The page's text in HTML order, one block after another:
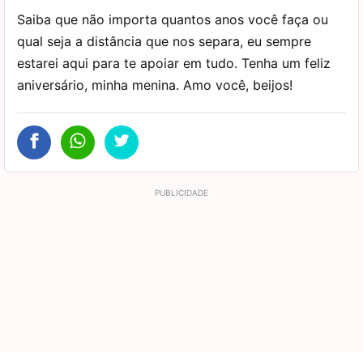
Saiba que não importa quantos anos você faça ou
qual seja a distância que nos separa, eu sempre
estarei aqui para te apoiar em tudo. Tenha um feliz
aniversário, minha menina. Amo você, beijos!